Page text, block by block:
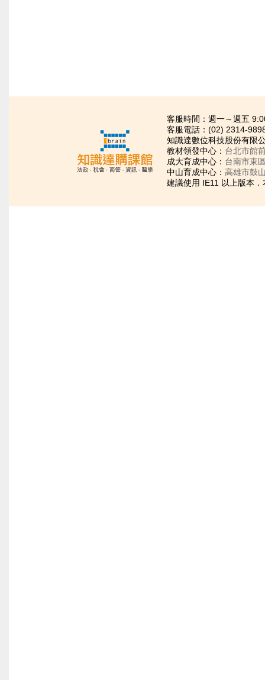
客服時間：週一～週五
客服電話：(02) 2314-
知識達數位科技股份有
教材領發中心： 台北市館
成大育成中心： 台南市東
中山育成中心： 高雄市鼓
建議使用 IE11 以上版本